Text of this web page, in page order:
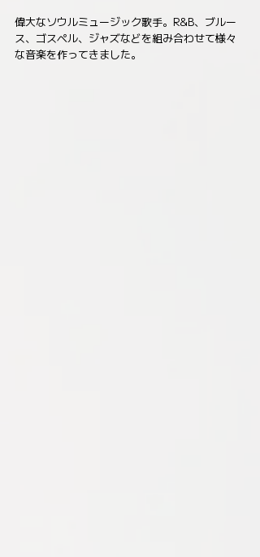
偉大なソウルミュージック歌手。R&B、ブルー
ス、ゴスペル、ジャズなどを組み合わせて様々
な音楽を作ってきました。